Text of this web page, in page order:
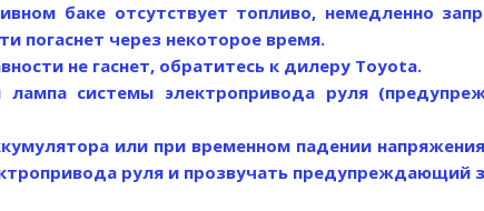
баке отсутствует топливо, немедленно
погаснет через некоторое время.
не гаснет, обратитесь к дилеру Toyota.
лампа системы электропривода руля
или при временном падении
руля и прозвучать предупреждающий